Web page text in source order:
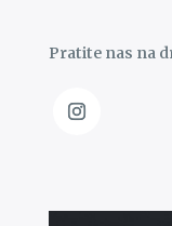
Pratite nas na